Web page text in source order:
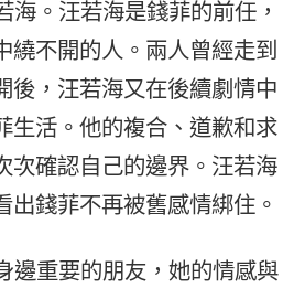
海。汪若海是錢菲的前任，
繞不開的人。兩人曾經走到
後，汪若海又在後續劇情中
生活。他的複合、道歉和求
次確認自己的邊界。汪若海
出錢菲不再被舊感情綁住。
邊重要的朋友，她的情感與